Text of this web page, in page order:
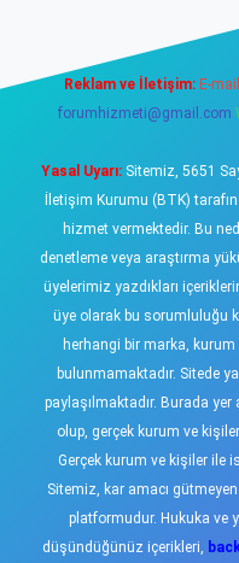
Reklam ve İletişim: E-
forumhizmeti@gmail.com
Yasal Uyarı:Sitemiz, 5651
İletişim Kurumu (BTK)
hizmet vermektedir. Bu
denetleme veya araştırma
üyelerimiz yazdıkları
üye olarak bu sorumluluğu
herhangi bir marka, kurum
bulunmamaktadır. Sitede
paylaşılmaktadır. Burada
olup, gerçek kurum ve
Gerçek kurum ve kişiler ile
Sitemiz, kar amacı
platformudur. Hukuka ve
düşündüğünüz içerikleri,